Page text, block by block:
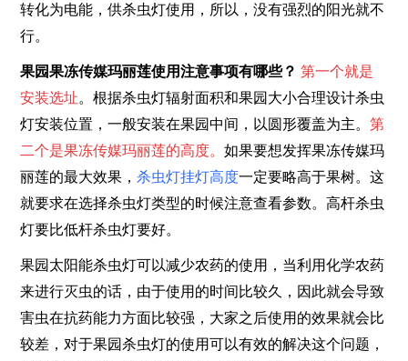
转化为电能，供杀虫灯使用，所以，没有强烈的阳光就不
行。
果园果冻传媒玛丽莲使用注意事项有哪些？ 第一个就是
安装选址。根据杀虫灯辐射面积和果园大小合理设计杀虫
灯安装位置，一般安装在果园中间，以圆形覆盖为主。第
二个是果冻传媒玛丽莲的高度。如果要想发挥果冻传媒玛
丽莲的最大效果， 杀虫灯挂灯高度一定要略高于果树。这
就要求在选择杀虫灯类型的时候注意查看参数。高杆杀虫
灯要比低杆杀虫灯要好。
果园 太阳能杀虫灯可以减少农药的使用，当利用化学农药
来进行灭虫的话，由于使用的时间比较久，因此就会导致
害虫在抗药能力方面比较强，大家之后使用的效果就会比
较差，对于果园杀虫灯的使用可以有效的解决这个问题，